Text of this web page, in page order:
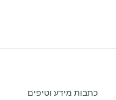
כתבות מידע וטיפים